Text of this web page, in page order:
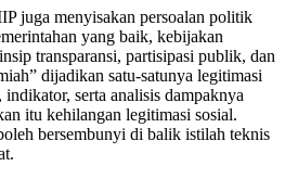
juga menyisakan persoalan politik
yang baik, kebijakan
transparansi, partisipasi publik, dan
dijadikan satu-satunya legitimasi
serta analisis dampaknya
itu kehilangan legitimasi sosial.
bersembunyi di balik istilah teknis